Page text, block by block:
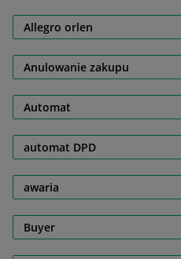
Allegro orlen
Anulowanie zakupu
Automat
automat DPD
awaria
Buyer